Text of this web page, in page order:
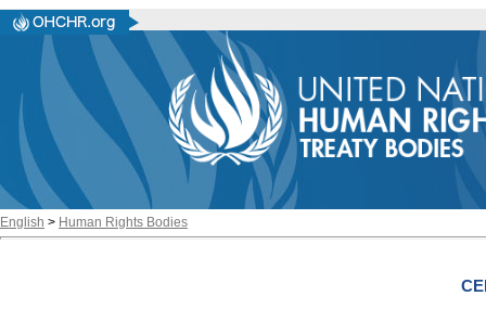
English > Human Rights Bodies